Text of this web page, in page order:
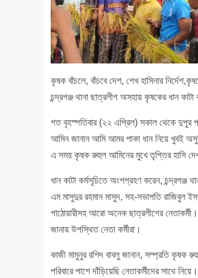
কৃষক বাঁচলে, বাঁচবে দেশ, শেখ হাসিনার
চন্দ্রগঞ্জ থানা ছাত্রলীগ অসহায় কৃষকের ধান কাটা
গত বৃহস্পতিবার (২২ এপ্রিল) সকাল থেকে দুপুর
আমিন জানান আমি আমর পাকা ধান নিয়ে খুবই
এ সময় কৃষক রুহুল আমিনের মুখে তৃপ্তির হাসি
ধান কাটা কর্মসূচিতে অংশগ্রহণ করেন, চন্দ্রগঞ্জ
এম মাসুদুর রহমান মাসুদ, সহ-সভাপতি রাজিবুল
পাঠোয়ারীসহ আরো অনেক ছাত্রলীগের নেতাকর্মী।
জানায় উপস্থিত নেতা কর্মীরা।
কাজী মামুনুর রশিদ বাবলু জানান, সম্প্রতি কৃষক
পরিবারে পাশে দাঁড়িয়েছি নেতাকর্মীদের সাথে